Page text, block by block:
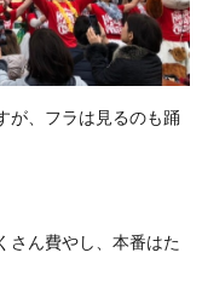
が、フラは見るのも踊
さん費やし、本番はた